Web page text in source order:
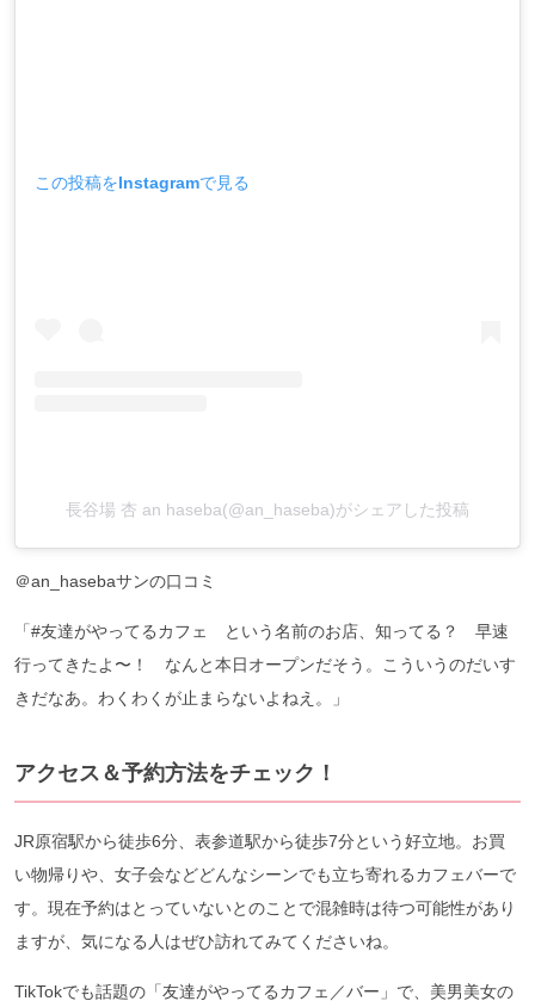
この投稿をInstagramで見る
長谷場 杏 an haseba(@an_haseba)がシェアした投稿
＠an_hasebaサンの口コミ
「#友達がやってるカフェ という名前のお店、知ってる？ 早速
行ってきたよ〜！ なんと本日オープンだそう。こういうのだいす
きだなあ。わくわくが止まらないよねえ。」
アクセス＆予約方法をチェック！
JR原宿駅から徒歩6分、表参道駅から徒歩7分という好立地。お買
い物帰りや、女子会などどんなシーンでも立ち寄れるカフェバーで
す。現在予約はとっていないとのことで混雑時は待つ可能性があり
ますが、気になる人はぜひ訪れてみてくださいね。
TikTokでも話題の「友達がやってるカフェ／バー」で、美男美女の